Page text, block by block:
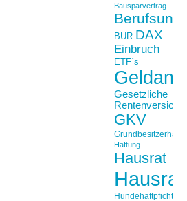
Bausparvertrag
BUR DAX
Einbruch
ETF´s
Gesetzliche
GKV
Haftung
Hausrat
Hundehaftpficht